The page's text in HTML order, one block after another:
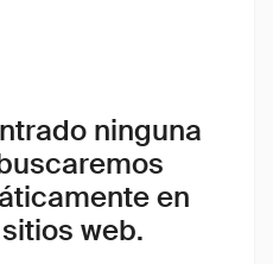
ninguna
en
web.